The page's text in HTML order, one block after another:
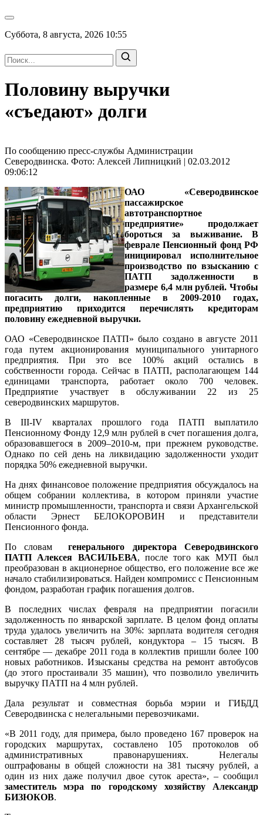
Суббота, 8 августа, 2026 10:55
Половину выручки
«съедают» долги
По сообщению пресс-службы Администрации
Северодвинска. Фото: Алексей Липницкий | 02.03.2012
09:06:12
ОАО «Северодвинское
пассажирское
автотранспортное
предприятие» продолжает
бороться за выживание. В
феврале Пенсионный фонд РФ
инициировал исполнительное
производство по взысканию с
ПАТП задолженности в
размере 6,4 млн рублей. Чтобы
погасить долги, накопленные в 2009-2010 годах,
предприятию приходится перечислять кредиторам
половину ежедневной выручки.
ОАО «Северодвинское ПАТП» было создано в августе 2011
года путем акционирования муниципального унитарного
предприятия. При это все 100% акций остались в
собственности города. Сейчас в ПАТП, располагающем 144
единицами транспорта, работает около 700 человек.
Предприятие участвует в обслуживании 22 из 25
северодвинских маршрутов.
В III-IV кварталах прошлого года ПАТП выплатило
Пенсионному Фонду 12,9 млн рублей в счет погашения долга,
образовавшегося в 2009–2010-м, при прежнем руководстве.
Однако по сей день на ликвидацию задолженности уходит
порядка 50% ежедневной выручки.
На днях финансовое положение предприятия обсуждалось на
общем собрании коллектива, в котором приняли участие
министр промышленности, транспорта и связи Архангельской
области Эрнест БЕЛОКОРОВИН и представители
Пенсионного фонда.
По словамгенерального директора Северодвинского
ПАТП Алексея ВАСИЛЬЕВА, после того как МУП был
преобразован в акционерное общество, его положение все же
начало стабилизироваться. Найден компромисс с Пенсионным
фондом, разработан график погашения долгов.
В последних числах февраля на предприятии погасили
задолженность по январской зарплате. В целом фонд оплаты
труда удалось увеличить на 30%: зарплата водителя сегодня
составляет 28 тысяч рублей, кондуктора – 15 тысяч. В
сентябре — декабре 2011 года в коллектив пришли более 100
новых работников. Изысканы средства на ремонт автобусов
(до этого простаивали 35 машин), что позволило увеличить
выручку ПАТП на 4 млн рублей.
Дала результат и совместная борьба мэрии и ГИБДД
Северодвинска с нелегальными перевозчиками.
«В 2011 году, для примера, было проведено 167 проверок на
городских маршрутах, составлено 105 протоколов об
административных правонарушениях. Нелегалы
оштрафованы в общей сложности на 381 тысячу рублей, а
один из них даже получил двое суток ареста», – сообщил
заместитель мэра по городскому хозяйству Александр
БИЗЮКОВ.